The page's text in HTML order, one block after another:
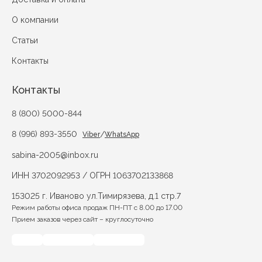
О компании
Статьи
Контакты
Контакты
8 (800) 5000-844
8 (996) 893-3550 Viber/WhatsApp
sabina-2005@inbox.ru
ИНН 3702092953 / ОГРН 1063702133868
153025 г. Иваново ул.Тимирязева, д.1 стр.7
Режим работы офиса продаж ПН-ПТ с 8.00 до 17.00
Прием заказов через сайт – круглосуточно